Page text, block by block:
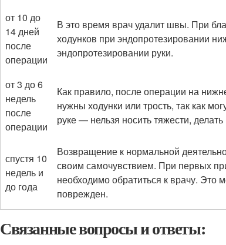
от 10 до
14 дней
после
операции
В это время врач удалит швы. При
ходунков при эндопротезировании
эндопротезировании руки.
от 3 до 6
недель
после
операции
Как правило, после операции на
нужны ходунки или трость, так как
руке — нельзя носить тяжести,
спустя 10
недель и
до года
Возвращение к нормальной
своим самочувствием. При первых
необходимо обратиться к врачу. Это
поврежден.
Связанные вопросы и ответы: